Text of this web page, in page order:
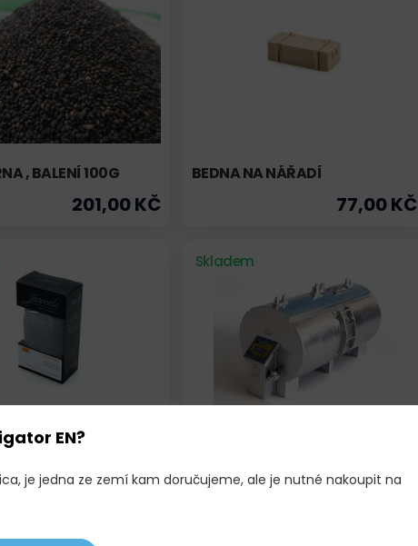
, BALENÍ 100G
201,00 KČ
BEDNA NA NÁŘADÍ
77,00 KČ
OLEJNÁ 150G
Skladem
STRIEBORNÁ VERZIA
EN?
je jedna ze zemí kam doručujeme, ale je nutné nakoupit na